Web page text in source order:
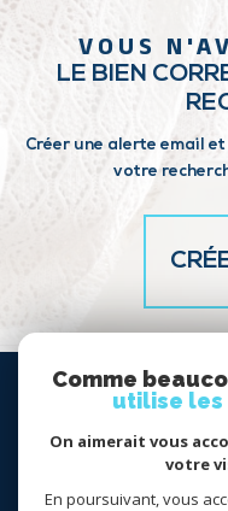
VOUS
LE BIEN
Créer une alerte email
votre
Comme
utilise les
On aimerait vous
votre
En poursuivant, vous